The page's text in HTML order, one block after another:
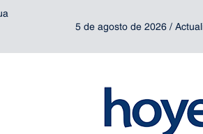
5 de agosto de 2026 /